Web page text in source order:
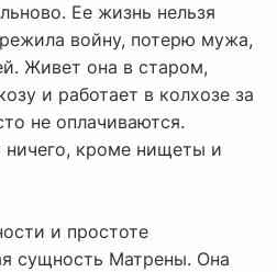
Ее жизнь нельзя
войну, потерю мужа,
Живет она в старом,
и работает в колхозе за
не оплачиваются.
ничего, кроме нищеты и
и простоте
сущность Матрены. Она